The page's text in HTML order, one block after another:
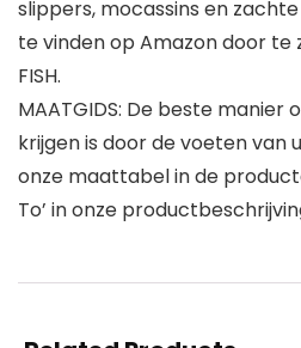
slippers, mocassins en
te vinden op Amazon door te
FISH.
MAATGIDS: De beste manier
krijgen is door de voeten van
onze maattabel in de
To’ in onze